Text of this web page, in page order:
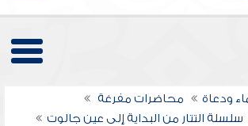
ودعاة
محاضرات مفرغة
سلسلة التتار من البداية إلى عين جالوت